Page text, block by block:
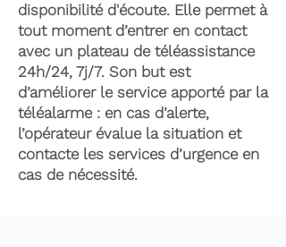
disponibilité d'écoute. Elle permet à
tout moment d’entrer en contact
avec un plateau de téléassistance
24h/24, 7j/7. Son but est
d’améliorer le service apporté par la
téléalarme : en cas d’alerte,
l’opérateur évalue la situation et
contacte les services d’urgence en
cas de nécessité.